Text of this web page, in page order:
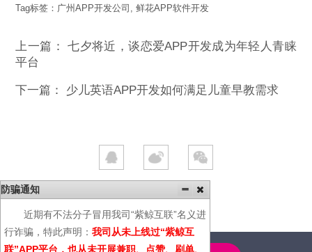
Tag标签： 广州APP开发公司 ,鲜花APP软件开发
上一篇：七夕将近，谈恋爱APP开发成为年轻人青睐
平台
下一篇： 少儿英语APP开发如何满足儿童早教需求
防骗通知
近期有不法分子冒用我司“紫鲸互联”名义进
行诈骗，特此声明： 我司从未上线过“紫鲸互
联”APP平台，也从未开展兼职、点赞、刷单、